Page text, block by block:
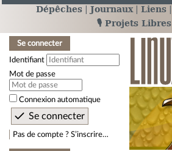
Dépêches Journaux Liens
🎙️ Projets Libres
Se connecter
Identifiant
Mot de passe
Connexion automatique
Pas de compte ? S’inscrire…